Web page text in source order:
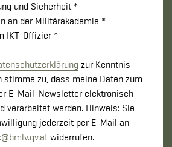
und Sicherheit *
an der Militärakademie *
IKT-Offizier *
zur Kenntnis
stimme zu, dass meine Daten zum
E-Mail-Newsletter elektronisch
verarbeitet werden. Hinweis: Sie
jederzeit per E-Mail an
@bmlv.gv.at widerrufen.